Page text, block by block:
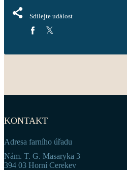
Sdílejte událost
KONTAKT
Adresa farního úřadu
Nám. T. G. Masaryka 3
394 03 Horní Cerekev